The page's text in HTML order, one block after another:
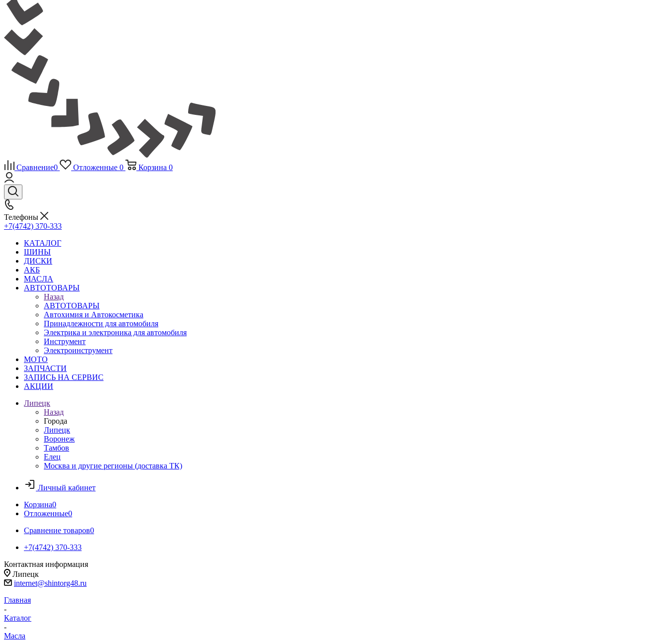
Сравнение0 Отложенные 0 Корзина 0
Телефоны
+7(4742) 370-333
КАТАЛОГ
ШИНЫ
ДИСКИ
АКБ
МАСЛА
АВТОТОВАРЫ
Назад
АВТОТОВАРЫ
Автохимия и Автокосметика
Принадлежности для автомобиля
Электрика и электроника для автомобиля
Инструмент
Электроинструмент
МОТО
ЗАПЧАСТИ
ЗАПИСЬ НА СЕРВИС
АКЦИИ
Липецк
Назад
Города
Липецк
Воронеж
Тамбов
Елец
Москва и другие регионы (доставка ТК)
Личный кабинет
Корзина0
Отложенные0
Сравнение товаров0
+7(4742) 370-333
Контактная информация
Липецк
internet@shintorg48.ru
Главная
-
Каталог
-
Масла